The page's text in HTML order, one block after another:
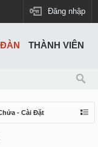
Đăng nhập
- Cài Đặt
THÀNH VIÊN